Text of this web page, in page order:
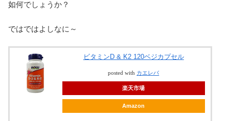
如何でしょうか？
ではではよしなに～
ビタミンD & K2 120ベジカプセル
posted with カエレバ
楽天市場
Amazon